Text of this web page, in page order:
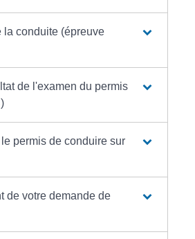
la conduite (épreuve
de l'examen du permis
permis de conduire sur
de votre demande de